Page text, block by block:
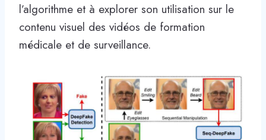
l’algorithme et à explorer son utilisation sur le
contenu visuel des vidéos de formation
médicale et de surveillance.